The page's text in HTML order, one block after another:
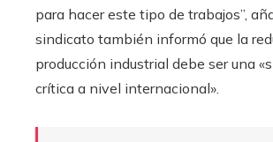
para hacer este tipo de trabajos”,
sindicato también informó que la
producción industrial debe ser una
crítica a nivel internacional».